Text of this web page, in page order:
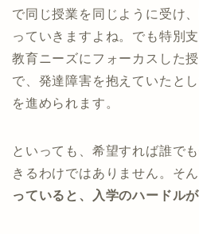
で同じ授業を同じように受け
っていきますよね。でも特別
教育ニーズにフォーカスした
で、発達障害を抱えていたと
を進められます。
といっても、希望すれば誰で
きるわけではありません。そ
っていると、入学のハードルが